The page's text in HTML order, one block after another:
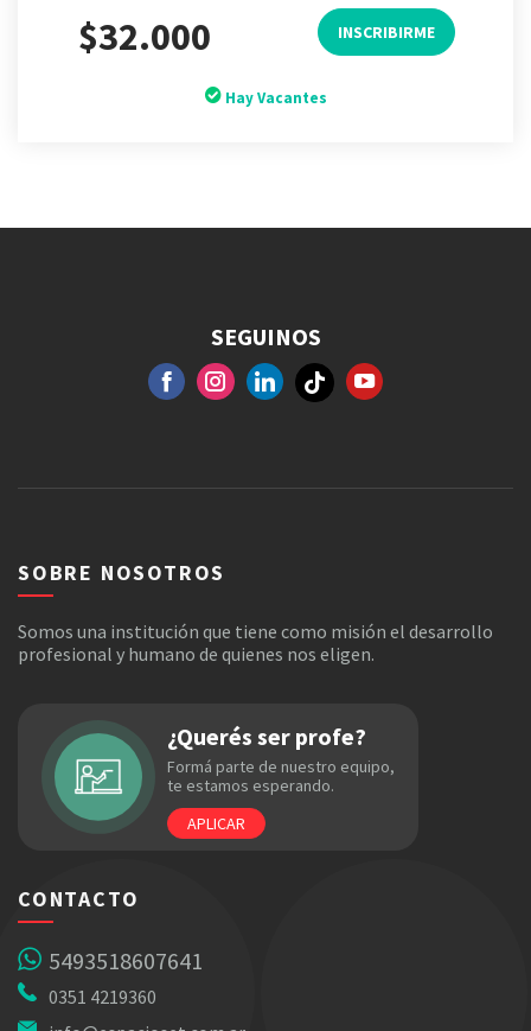
$32.000 INSCRIBIRME
Hay Vacantes
SEGUINOS
FACEBOOKGOOGLE+INSTAGRAM YOUTUBE
SOBRE NOSOTROS
Somos una institución que tiene como misión el desarrollo
profesional y humano de quienes nos eligen.
¿Querés ser profe?
Formá parte de nuestro equipo,
te estamos esperando.
APLICAR
CONTACTO
5493518607641
0351 4219360